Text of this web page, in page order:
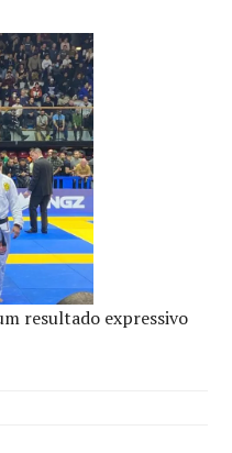
resultado expressivo